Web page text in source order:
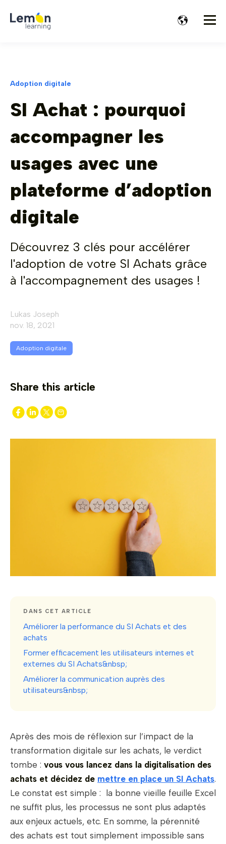
Adoption digitale
SI Achat : pourquoi
accompagner les
usages avec une
plateforme d’adoption
digitale
Découvrez 3 clés pour accélérer
l'adoption de votre SI Achats grâce
à l'accompagnement des usages !
Lukas Joseph
nov. 18, 2021
Adoption digitale
Share this article
DANS CET ARTICLE
Améliorer la performance du SI Achats et des
achats
Former efficacement les utilisateurs internes et
externes du SI Achats&nbsp;
Améliorer la communication auprès des
utilisateurs&nbsp;
Après des mois de réflexion sur l’impact de la
transformation digitale sur les achats, le verdict
tombe : vous vous lancez dans la digitalisation des
achats et décidez de mettre en place un SI Achats.
Le constat est simple : la bonne vieille feuille Excel
ne suffit plus, les processus ne sont plus adaptés
aux enjeux actuels, etc. En somme, la pérennité
des achats est tout simplement impossible sans